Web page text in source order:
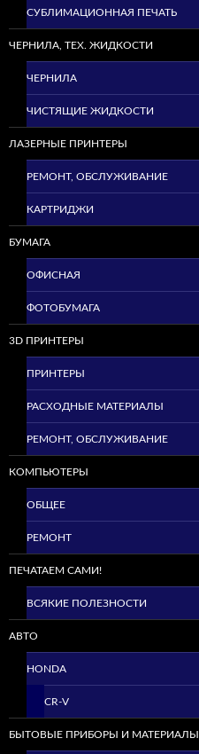
СУБЛИМАЦИОННАЯ ПЕЧАТЬ
ЧЕРНИЛА, ТЕХ. ЖИДКОСТИ
ЧЕРНИЛА
ЧИСТЯЩИЕ ЖИДКОСТИ
ЛАЗЕРНЫЕ ПРИНТЕРЫ
РЕМОНТ, ОБСЛУЖИВАНИЕ
КАРТРИДЖИ
БУМАГА
ОФИСНАЯ
ФОТОБУМАГА
3D ПРИНТЕРЫ
ПРИНТЕРЫ
РАСХОДНЫЕ МАТЕРИАЛЫ
РЕМОНТ, ОБСЛУЖИВАНИЕ
КОМПЬЮТЕРЫ
ОБЩЕЕ
РЕМОНТ
ПЕЧАТАЕМ САМИ!
ВСЯКИЕ ПОЛЕЗНОСТИ
АВТО
HONDA
CR-V
БЫТОВЫЕ ПРИБОРЫ И МАТЕРИАЛЫ